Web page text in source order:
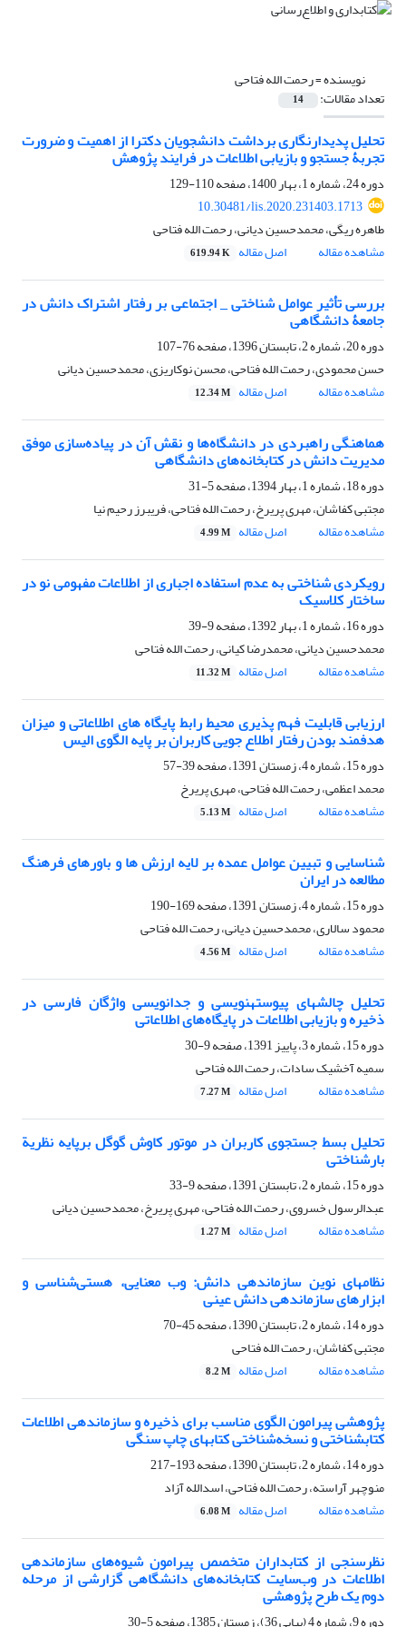
نویسنده =رحمت الله فتاحی
تعداد مقالات: 14
تحلیل پدیدارنگاری برداشت دانشجویان دکترا از اهمیت و ضرورت
تجربۀ جستجو و بازیابی اطلاعات در فرایند پژوهش
دوره 24، شماره 1، بهار 1400، صفحه
110-129
10.30481/lis.2020.231403.1713
طاهره ریگی، محمدحسین دیانی، رحمت الله فتاحی
مشاهده مقاله
اصل مقاله 619.94 K
بررسی تأثیر عوامل شناختی _ اجتماعی بر رفتار اشتراک دانش در
جامعۀ دانشگاهی
دوره 20، شماره 2، تابستان 1396، صفحه
76-107
حسن محمودی، رحمت الله فتاحی، محسن نوکاریزی، محمدحسین دیانی
مشاهده مقاله
اصل مقاله 12.34 M
هماهنگی راهبردی در دانشگاه‌ها و نقش آن در پیاده‌سازی موفق
مدیریت دانش در کتابخانه‌های دانشگاهی
دوره 18، شماره 1، بهار 1394، صفحه
5-31
مجتبی کفاشان، مهری پریرخ، رحمت الله فتاحی، فریبرز رحیم نیا
مشاهده مقاله
اصل مقاله 4.99 M
رویکردی شناختی به عدم استفاده اجباری از اطلاعات مفهومی نو در
ساختار کلاسیک
دوره 16، شماره 1، بهار 1392، صفحه
9-39
محمدحسین دیانی، محمدرضا کیانی، رحمت الله فتاحی
مشاهده مقاله
اصل مقاله 11.32 M
ارزیابی قابلیت فهم پذیری محیط رابط پایگاه های اطلاعاتی و میزان
هدفمند بودن رفتار اطلاع جویی کاربران بر پایه الگوی الیس
دوره 15، شماره 4، زمستان 1391، صفحه
39-57
محمد اعظمی، رحمت الله فتاحی، مهری پریرخ
مشاهده مقاله
اصل مقاله 5.13 M
شناسایی و تبیین عوامل عمده بر لایه ارزش ها و باورهای فرهنگ
مطالعه در ایران
دوره 15، شماره 4، زمستان 1391، صفحه
169-190
محمود سالاری، محمدحسین دیانی، رحمت الله فتاحی
مشاهده مقاله
اصل مقاله 4.56 M
تحلیل چالشهای پیوسته‎نویسی و جدانویسی واژگان فارسی در
ذخیره و بازیابی اطلاعات در پایگاه‌های اطلاعاتی
دوره 15، شماره 3، پاییز 1391، صفحه
9-30
سمیه آخشیک سادات، رحمت الله فتاحی
مشاهده مقاله
اصل مقاله 7.27 M
تحلیل بسط جستجوی کاربران در موتور کاوش گوگل برپایه نظریة
بارشناختی
دوره 15، شماره 2، تابستان 1391، صفحه
9-33
عبدالرسول خسروی، رحمت الله فتاحی، مهری پریرخ، محمدحسین دیانی
مشاهده مقاله
اصل مقاله 1.27 M
نظامهای نوین سازماندهی دانش: وب معنایی، هستی‌شناسی و
ابزارهای سازماندهی دانش عینی
دوره 14، شماره 2، تابستان 1390، صفحه
45-70
مجتبی کفاشان، رحمت الله فتاحی
مشاهده مقاله
اصل مقاله 8.2 M
پژوهشی پیرامون الگوی مناسب برای ذخیره و سازماندهی اطلاعات
کتابشناختی و نسخه‌شناختی کتابهای چاپ سنگی
دوره 14، شماره 2، تابستان 1390، صفحه
193-217
منوچهر آراسته، رحمت الله فتاحی، اسدالله آزاد
مشاهده مقاله
اصل مقاله 6.08 M
نظرسنجی از کتابداران متخصص پیرامون شیوه‌های سازماندهی
اطلاعات در وب‌سایت کتابخانه‌های دانشگاهی گزارشی از مرحله
دوم یک طرح پژوهشی